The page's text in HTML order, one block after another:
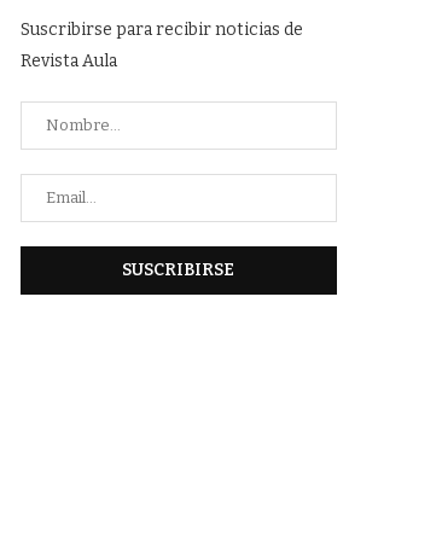
Suscribirse para recibir noticias de
Revista Aula